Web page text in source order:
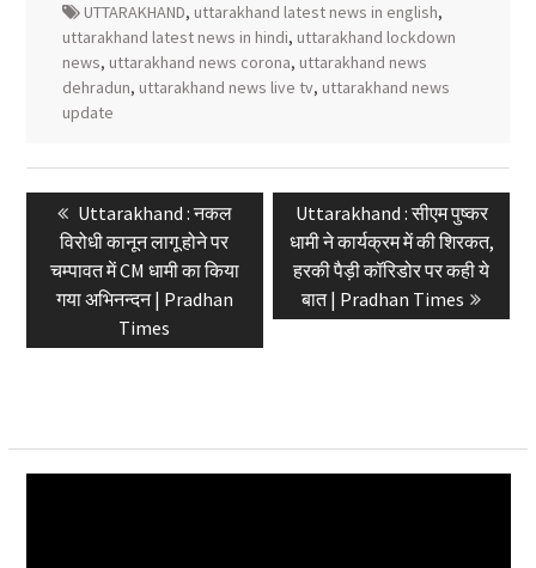
UTTARAKHAND, uttarakhand latest news in english,
uttarakhand latest news in hindi, uttarakhand lockdown
news, uttarakhand news corona, uttarakhand news
dehradun, uttarakhand news live tv, uttarakhand news
update
Post
navigation
Previous
post:
Uttarakhand : नकल
विरोधी कानून लागू होने पर
चम्पावत में CM धामी का किया
गया अभिनन्दन | Pradhan
Times
Next
post:
Uttarakhand : सीएम पुष्कर
धामी ने कार्यक्रम में की शिरकत,
हरकी पैड़ी कॉरिडोर पर कही ये
बात | Pradhan Times